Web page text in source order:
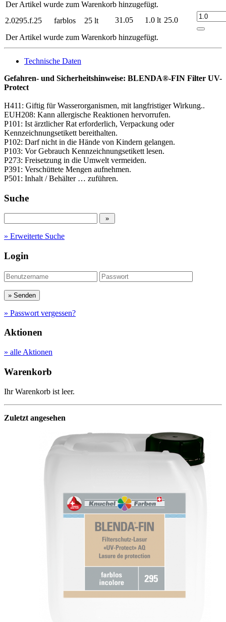
Der Artikel wurde zum Warenkorb hinzugefügt.
2.0295.f.25
farblos 25 lt 31.05 1.0 lt 25.0
Der Artikel wurde zum Warenkorb hinzugefügt.
Technische Daten
Gefahren- und Sicherheitshinweise: BLENDA®-FIN Filter UV-
Protect
H411: Giftig für Wasserorganismen, mit langfristiger Wirkung..
EUH208: Kann allergische Reaktionen hervorrufen.
P101: Ist ärztlicher Rat erforderlich, Verpackung oder
Kennzeichnungsetikett bereithalten.
P102: Darf nicht in die Hände von Kindern gelangen.
P103: Vor Gebrauch Kennzeichnungsetikett lesen.
P273: Freisetzung in die Umwelt vermeiden.
P391: Verschüttete Mengen aufnehmen.
P501: Inhalt / Behälter … zuführen.
Suche
» Erweiterte Suche
Login
» Passwort vergessen?
Aktionen
» alle Aktionen
Warenkorb
Ihr Warenkorb ist leer.
Zuletzt angesehen